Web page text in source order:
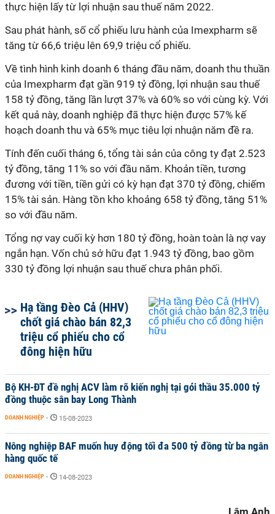
thực hiện lấy từ lợi nhuận sau thuế năm 2022.
Sau phát hành, số cổ phiếu lưu hành của Imexpharm sẽ
tăng từ 66,6 triệu lên 69,9 triệu cổ phiếu.
Về tình hình kinh doanh 6 tháng đầu năm, doanh thu thuần
của Imexpharm đạt gần 919 tỷ đồng, lợi nhuận sau thuế
158 tỷ đồng, tăng lần lượt 37% và 60% so với cùng kỳ. Với
kết quả này, doanh nghiệp đã thực hiện được 57% kế
hoạch doanh thu và 65% mục tiêu lợi nhuận năm đề ra.
Tính đến cuối tháng 6, tổng tài sản của công ty đạt 2.523
tỷ đồng, tăng 11% so với đầu năm. Khoản tiền, tương
đương với tiền, tiền gửi có kỳ hạn đạt 370 tỷ đồng, chiếm
15% tài sản. Hàng tồn kho khoảng 658 tỷ đồng, tăng 51%
so với đầu năm.
Tổng nợ vay cuối kỳ hơn 180 tỷ đồng, hoàn toàn là nợ vay
ngắn hạn. Vốn chủ sở hữu đạt 1.943 tỷ đồng, bao gồm
330 tỷ đồng lợi nhuận sau thuế chưa phân phối.
Hạ tầng Đèo Cả (HHV)
chốt giá chào bán 82,3
triệu cổ phiếu cho cổ
đông hiện hữu
Bộ KH-ĐT đề nghị ACV làm rõ kiến nghị tại gói thầu 35.000 tỷ
đồng thuộc sân bay Long Thành
DOANH NGHIỆP - 15-08-2023
Nông nghiệp BAF muốn huy động tối đa 500 tỷ đồng từ ba ngân
hàng quốc tế
DOANH NGHIỆP - 14-08-2023
Lâm Anh